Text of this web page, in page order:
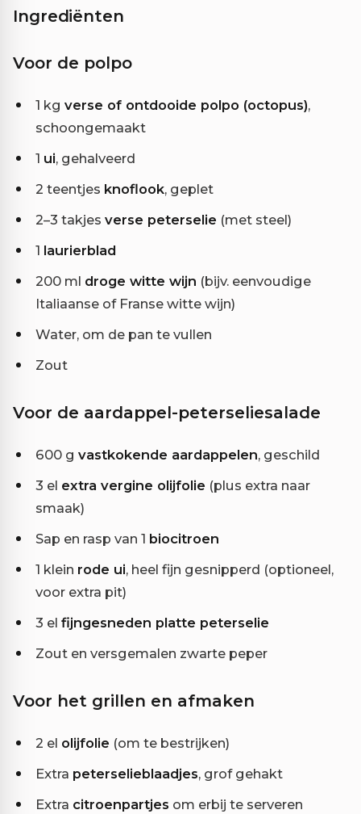
Ingrediënten
Voor de polpo
1 kg verse of ontdooide polpo (octopus),
schoongemaakt
1 ui, gehalveerd
2 teentjes knoflook, geplet
2–3 takjes verse peterselie (met steel)
1 laurierblad
200 ml droge witte wijn (bijv. eenvoudige
Italiaanse of Franse witte wijn)
Water, om de pan te vullen
Zout
Voor de aardappel-peterseliesalade
600 g vastkokende aardappelen, geschild
3 el extra vergine olijfolie (plus extra naar
smaak)
Sap en rasp van 1 biocitroen
1 klein rode ui, heel fijn gesnipperd (optioneel,
voor extra pit)
3 el fijngesneden platte peterselie
Zout en versgemalen zwarte peper
Voor het grillen en afmaken
2 el olijfolie (om te bestrijken)
Extra peterselieblaadjes, grof gehakt
Extra citroenpartjes om erbij te serveren